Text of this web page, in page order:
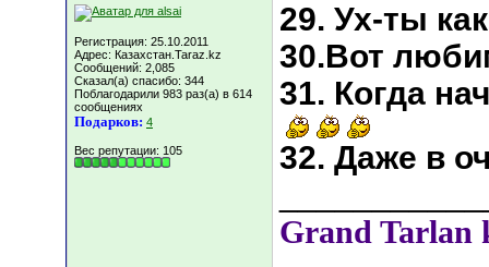
Регистрация: 25.10.2011
Адрес: Казахстан.Taraz.kz
Сообщений: 2,085
Сказал(а) спасибо: 344
Поблагодарили 983 раз(а) в 614
сообщениях
Подарков: 4
Вес репутации: 105
29. Ух-ты
30.Вот
31. Когда
32. Даже в
Grand Tarlan